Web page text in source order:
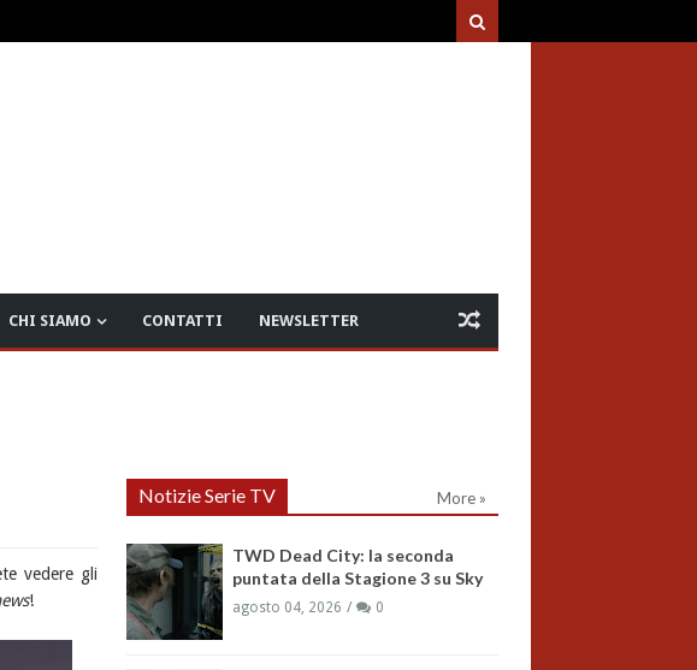
CHI SIAMO CONTATTI NEWSLETTER
vedere gli
!
Notizie Serie TV More »
TWD Dead City: la seconda
puntata della Stagione 3 su Sky
agosto 04, 2026 0